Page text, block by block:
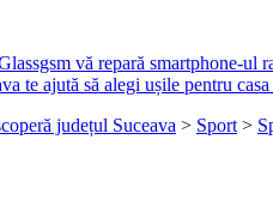
vă repară smartphone-ul
te ajută să alegi ușile pentru casa
județul Suceava > Sport >